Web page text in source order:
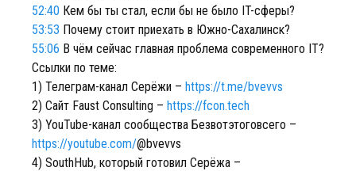
52:40 Кем бы ты стал, если бы не было IT-сферы?
53:53 Почему стоит приехать в Южно-Сахалинск?
55:06 В чём сейчас главная проблема современного IT?
Ссылки по теме:
1) Телеграм-канал Серёжи – https://t.me/bvevvs
2) Сайт Faust Consulting – https://fcon.tech
3) YouTube-канал сообщества Безвотэтоговсего –
https://youtube.com/@bvevvs
4) SouthHub, который готовил Серёжа –